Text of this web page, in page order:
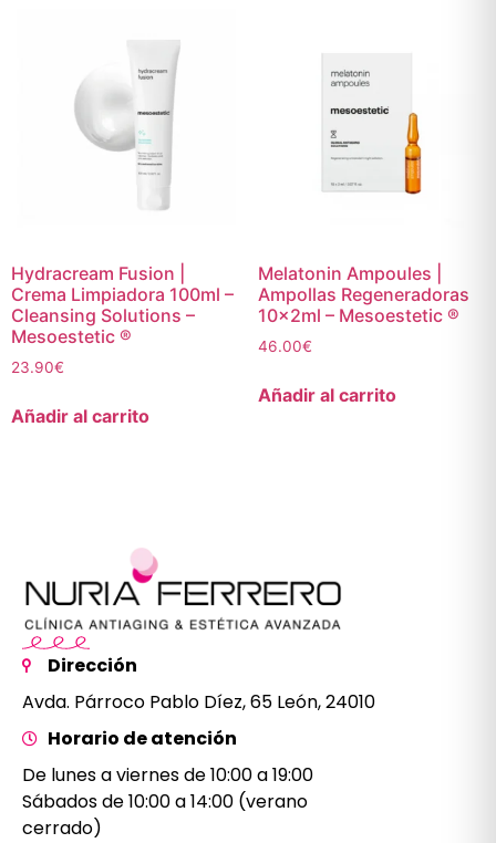
Hydracream Fusion |
Crema Limpiadora 100ml –
Cleansing Solutions –
Mesoestetic ®
23.90€
Añadir al carrito
Melatonin Ampoules |
Ampollas Regeneradoras
10x2ml – Mesoestetic ®
46.00€
Añadir al carrito
Dirección
Avda. Párroco Pablo Díez, 65 León, 24010
Horario de atención
De lunes a viernes de 10:00 a 19:00
Sábados de 10:00 a 14:00 (verano
cerrado)